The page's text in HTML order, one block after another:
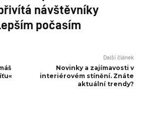
návštěvníky
počasím
Další článek
Novinky a zajímavosti v
interiérovém stínění. Znáte
aktuální trendy?